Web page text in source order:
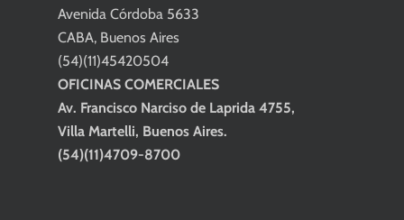
Avenida Córdoba 5633
CABA, Buenos Aires
(54)(11)45420504
OFICINAS COMERCIALES
Av. Francisco Narciso de Laprida 4755,
Villa Martelli, Buenos Aires.
(54)(11)4709-8700